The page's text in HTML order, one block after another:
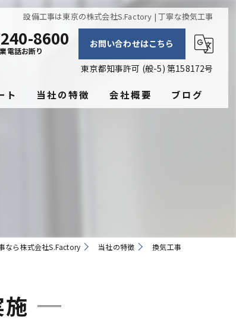
設備工事は東京の株式会社S.Factory | 丁寧な換気工事
8600
電話お断り
お問い合わせはこちら
東京都知事許可 (般-5) 第158172号
ト 当社の特徴
飲食店
会社概要 ブログ
なら株式会社S.Factory 当社の特徴 換気工事